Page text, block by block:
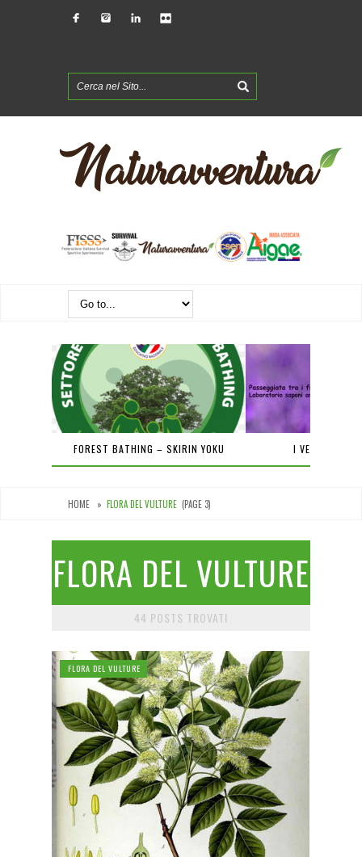
FOREST BATHING – SKIRIN YOKU I VENERDÌ
HOME » FLORA DEL VULTURE (PAGE 3)
FLORA DEL VULTURE
44 POSTS TROVATI
FLORA DEL VULTURE